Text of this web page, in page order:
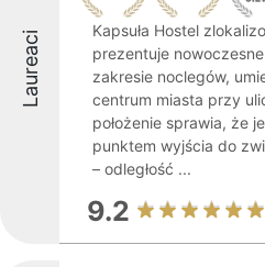
Laureaci
Kapsuła Hostel
prezentuje
zakresie noclegów,
centrum miasta przy
położenie sprawia, że
punktem wyjścia do
– odległość ...
9.2